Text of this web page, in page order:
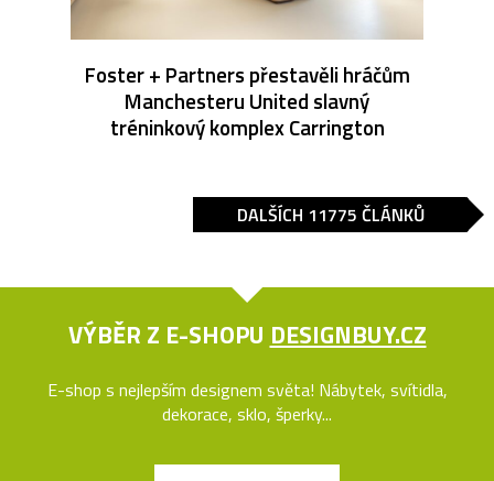
Foster + Partners přestavěli hráčům
Manchesteru United slavný
tréninkový komplex Carrington
DALŠÍCH 11775 ČLÁNKŮ
VÝBĚR Z E-SHOPU DESIGNBUY.CZ
E-shop s nejlepším designem světa! Nábytek, svítidla,
dekorace, sklo, šperky...